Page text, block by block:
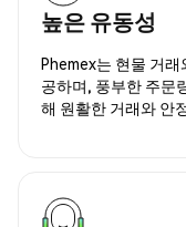
높은 유동성
Phemex는 현물 거
공하며, 풍부한 주문
해 원활한 거래와 안